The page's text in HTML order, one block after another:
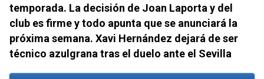
temporada. La decisión de Joan Laporta y del
club es firme y todo apunta que se anunciará la
próxima semana. Xavi Hernández dejará de ser
técnico azulgrana tras el duelo ante el Sevilla